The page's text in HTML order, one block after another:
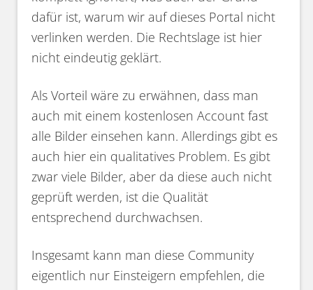
dafür ist, warum wir auf dieses Portal nicht
verlinken werden. Die Rechtslage ist hier
nicht eindeutig geklärt.
Als Vorteil wäre zu erwähnen, dass man
auch mit einem kostenlosen Account fast
alle Bilder einsehen kann. Allerdings gibt es
auch hier ein qualitatives Problem. Es gibt
zwar viele Bilder, aber da diese auch nicht
geprüft werden, ist die Qualität
entsprechend durchwachsen.
Insgesamt kann man diese Community
eigentlich nur Einsteigern empfehlen, die